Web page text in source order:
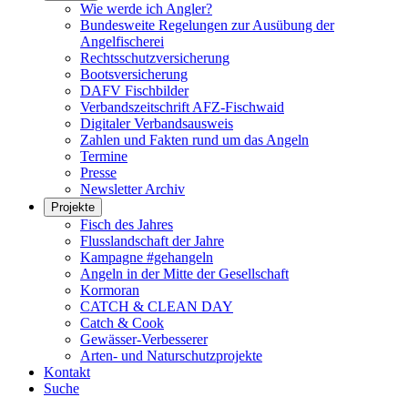
Wie werde ich Angler?
Bundesweite Regelungen zur Ausübung der
Angelfischerei
Rechtsschutzversicherung
Bootsversicherung
DAFV Fischbilder
Verbandszeitschrift AFZ-Fischwaid
Digitaler Verbandsausweis
Zahlen und Fakten rund um das Angeln
Termine
Presse
Newsletter Archiv
Projekte
Fisch des Jahres
Flusslandschaft der Jahre
Kampagne #gehangeln
Angeln in der Mitte der Gesellschaft
Kormoran
CATCH & CLEAN DAY
Catch & Cook
Gewässer-Verbesserer
Arten- und Naturschutzprojekte
Kontakt
Suche